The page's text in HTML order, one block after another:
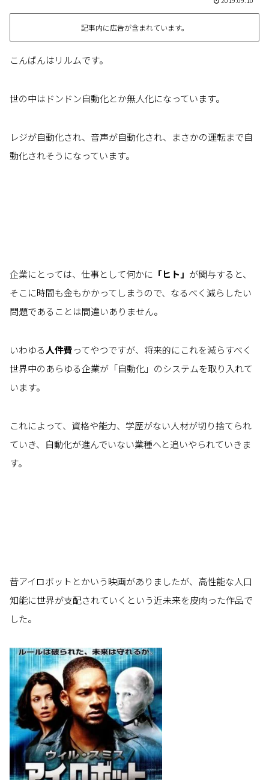
記事内に広告が含まれています。
こんばんはリルムです。
世の中はドンドン自動化とか無人化になっています。
レジが自動化され、音声が自動化され、まさかの運転まで自
動化されそうになっています。
企業にとっては、仕事として何かに 「ヒト」 が関与すると、
そこに時間も金もかかってしまうので、なるべく減らしたい
問題であることは間違いありません。
いわゆる人件費ってやつですが、将来的にこれを減らすべく
世界中のあらゆる企業が「自動化」のシステムを取り入れて
います。
これによって、資格や能力、学歴がない人材が切り捨てられ
ていき、自動化が進んでいない業種へと追いやられていきま
す。
昔アイロボットとかいう映画がありましたが、高性能な人口
知能に世界が支配されていくという近未来を皮肉った作品で
した。